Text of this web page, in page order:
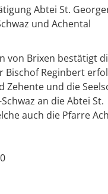
Abtei St.
und Achental
von Brixen bestätigt
Bischof Reginbert
Zehente und die
an die Abtei St.
auch die Pfarre